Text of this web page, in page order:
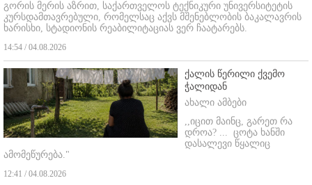
გორის მერის აზრით, საქართველოს ტექნიკური უნივერსიტეტის
კურსდამთავრებული, რომელსაც აქვს მშენებლობის ბაკალავრის
ხარისხი, სტადიონის რეაბილიტაციას ვერ ჩაატარებს.
14:54 / 04.08.2026
ქალის წერილი ქვემო
ჭალიდან
ახალი ამბები
,,იცით მაინც, გარეთ რა
დროა? ... ცოტა ხანში
დასალევი წყალიც
ამომეწურება."
12:41 / 04.08.2026